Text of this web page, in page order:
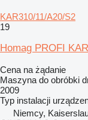
KAR310/11/A20/S2
19
Homag PROFI
Cena na żądanie
Maszyna do obróbki
2009
Typ instalacji
Niemcy,